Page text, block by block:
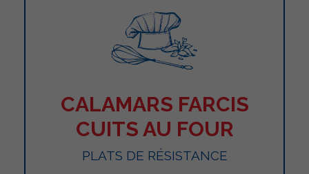
CALAMARS FARCIS
CUITS AU FOUR
PLATS DE RÉSISTANCE